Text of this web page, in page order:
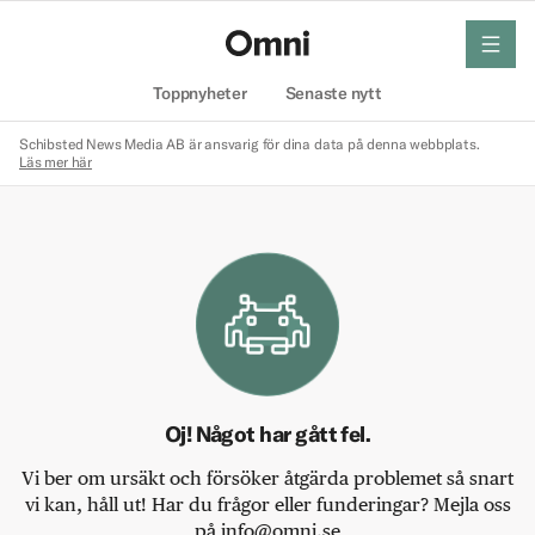
Toppnyheter Senaste nytt
meny
Schibsted News Media AB är ansvarig för dina data på denna webbplats.
Läs mer här
Oj! Något har gått fel.
Vi ber om ursäkt och försöker åtgärda problemet så snart
vi kan, håll ut! Har du frågor eller funderingar? Mejla oss